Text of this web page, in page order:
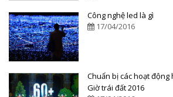
Công nghệ led là gì
17/04/2016
Chuẩn bị các hoạt
Giờ trái đất 2016